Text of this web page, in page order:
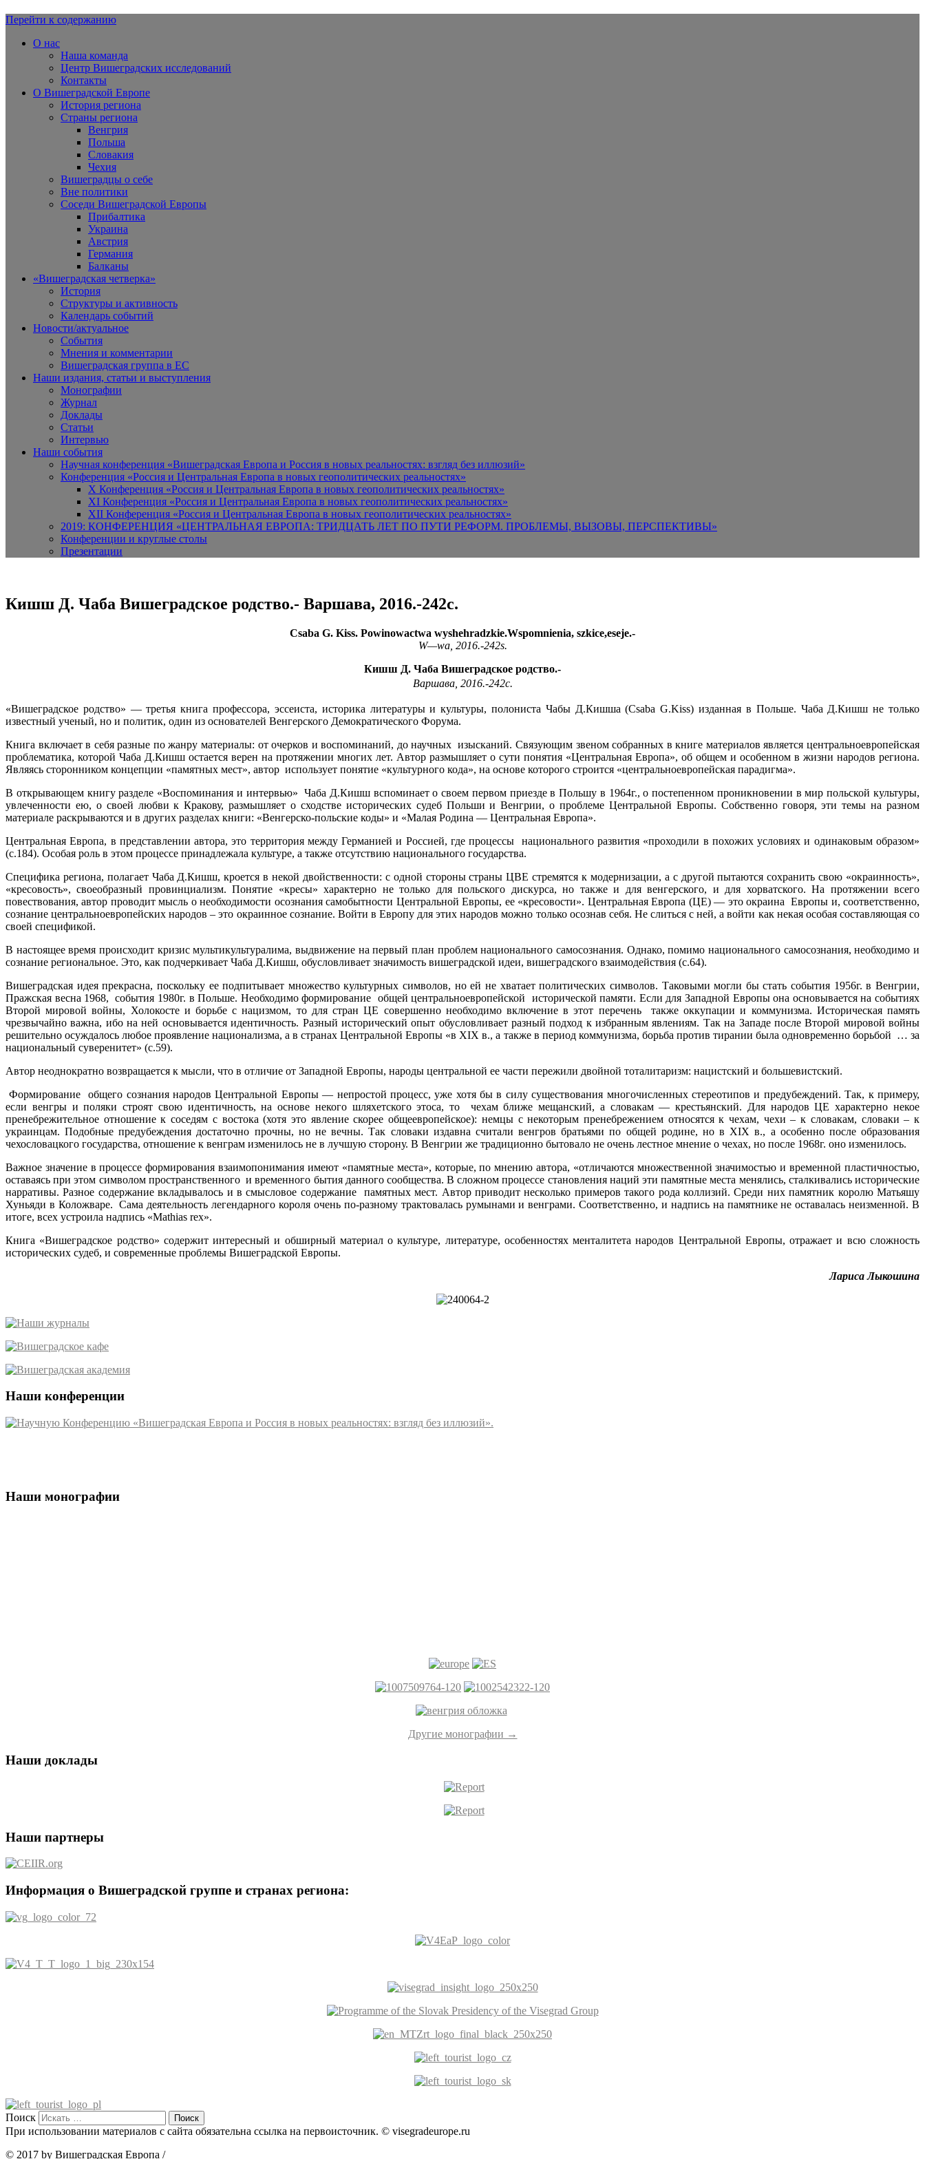
Вишеградская Европа
Перейти к содержанию
О нас
Наша команда
Центр Вишеградских исследований
Контакты
О Вишеградской Европе
История региона
Страны региона
Венгрия
Польша
Словакия
Чехия
Вишеградцы о себе
Вне политики
Соседи Вишеградской Европы
Прибалтика
Украина
Австрия
Германия
Балканы
«Вишеградская четверка»
История
Структуры и активность
Календарь событий
Новости/актуальное
События
Мнения и комментарии
Вишеградская группа в ЕС
Наши издания, статьи и выступления
Монографии
Журнал
Доклады
Статьи
Интервью
Наши события
Научная конференция «Вишеградская Европа и Россия в новых реальностях: взгляд без иллюзий»
Конференция «Россия и Центральная Европа в новых геополитических реальностях»
X Конференция «Россия и Центральная Европа в новых геополитических реальностях»
XI Конференция «Россия и Центральная Европа в новых геополитических реальностях»
XII Конференция «Россия и Центральная Европа в новых геополитических реальностях»
2019: КОНФЕРЕНЦИЯ «ЦЕНТРАЛЬНАЯ ЕВРОПА: ТРИДЦАТЬ ЛЕТ ПО ПУТИ РЕФОРМ. ПРОБЛЕМЫ, ВЫЗОВЫ, ПЕРСПЕКТИВЫ»
Конференции и круглые столы
Презентации
Кишш Д. Чаба Вишеградское родство.- Варшава, 2016.-242с.
Csaba G. Kiss. Powinowactwa wyshehradzkie.Wspomnienia, szkice,eseje.-
W—wa, 2016.-242s.
Кишш Д. Чаба Вишеградское родство.-
Варшава, 2016.-242с.
«Вишеградское родство» — третья книга профессора, эссеиста, историка литературы и культуры, полониста Чабы Д.Кишша (Csaba G.Kiss) изданная в Польше. Чаба Д.Кишш не только
известный ученый, но и политик, один из основателей Венгерского Демократического Форума.
Книга включает в себя разные по жанру материалы: от очерков и воспоминаний, до научных изысканий. Связующим звеном собранных в книге материалов является центральноевропейская
проблематика, которой Чаба Д.Кишш остается верен на протяжении многих лет. Автор размышляет о сути понятия «Центральная Европа», об общем и особенном в жизни народов региона.
Являясь сторонником концепции «памятных мест», автор использует понятие «культурного кода», на основе которого строится «центральноевропейская парадигма».
В открывающем книгу разделе «Воспоминания и интервью» Чаба Д.Кишш вспоминает о своем первом приезде в Польшу в 1964г., о постепенном проникновении в мир польской культуры,
увлеченности ею, о своей любви к Кракову, размышляет о сходстве исторических судеб Польши и Венгрии, о проблеме Центральной Европы. Собственно говоря, эти темы на разном
материале раскрываются и в других разделах книги: «Венгерско-польские коды» и «Малая Родина — Центральная Европа».
Центральная Европа, в представлении автора, это территория между Германией и Россией, где процессы национального развития «проходили в похожих условиях и одинаковым образом»
(с.184). Особая роль в этом процессе принадлежала культуре, а также отсутствию национального государства.
Специфика региона, полагает Чаба Д.Кишш, кроется в некой двойственности: с одной стороны страны ЦВЕ стремятся к модернизации, а с другой пытаются сохранить свою «окраинность»,
«кресовость», своеобразный провинциализм. Понятие «кресы» характерно не только для польского дискурса, но также и для венгерского, и для хорватского. На протяжении всего
повествования, автор проводит мысль о необходимости осознания самобытности Центральной Европы, ее «кресовости». Центральная Европа (ЦЕ) — это окраина Европы и, соответственно,
сознание центральноевропейских народов – это окраинное сознание. Войти в Европу для этих народов можно только осознав себя. Не слиться с ней, а войти как некая особая составляющая со
своей спецификой.
В настоящее время происходит кризис мультикультуралима, выдвижение на первый план проблем национального самосознания. Однако, помимо национального самосознания, необходимо и
сознание региональное. Это, как подчеркивает Чаба Д.Кишш, обусловливает значимость вишеградской идеи, вишеградского взаимодействия (с.64).
Вишеградская идея прекрасна, поскольку ее подпитывает множество культурных символов, но ей не хватает политических символов. Таковыми могли бы стать события 1956г. в Венгрии,
Пражская весна 1968, события 1980г. в Польше. Необходимо формирование общей центральноевропейской исторической памяти. Если для Западной Европы она основывается на событиях
Второй мировой войны, Холокосте и борьбе с нацизмом, то для стран ЦЕ совершенно необходимо включение в этот перечень также оккупации и коммунизма. Историческая память
чрезвычайно важна, ибо на ней основывается идентичность. Разный исторический опыт обусловливает разный подход к избранным явлениям. Так на Западе после Второй мировой войны
решительно осуждалось любое проявление национализма, а в странах Центральной Европы «в XIX в., а также в период коммунизма, борьба против тирании была одновременно борьбой … за
национальный суверенитет» (с.59).
Автор неоднократно возвращается к мысли, что в отличие от Западной Европы, народы центральной ее части пережили двойной тоталитаризм: нацистский и большевистский.
Формирование общего сознания народов Центральной Европы — непростой процесс, уже хотя бы в силу существования многочисленных стереотипов и предубеждений. Так, к примеру,
если венгры и поляки строят свою идентичность, на основе некого шляхетского этоса, то чехам ближе мещанский, а словакам — крестьянский. Для народов ЦЕ характерно некое
пренебрежительное отношение к соседям с востока (хотя это явление скорее общеевропейское): немцы с некоторым пренебрежением относятся к чехам, чехи – к словакам, словаки – к
украинцам. Подобные предубеждения достаточно прочны, но не вечны. Так словаки издавна считали венгров братьями по общей родине, но в XIX в., а особенно после образования
чехословацкого государства, отношение к венграм изменилось не в лучшую сторону. В Венгрии же традиционно бытовало не очень лестное мнение о чехах, но после 1968г. оно изменилось.
Важное значение в процессе формирования взаимопонимания имеют «памятные места», которые, по мнению автора, «отличаются множественной значимостью и временной пластичностью,
оставаясь при этом символом пространственного и временного бытия данного сообщества. В сложном процессе становления наций эти памятные места менялись, сталкивались исторические
нарративы. Разное содержание вкладывалось и в смысловое содержание памятных мест. Автор приводит несколько примеров такого рода коллизий. Среди них памятник королю Матьяшу
Хуньяди в Коложваре. Сама деятельность легендарного короля очень по-разному трактовалась румынами и венграми. Соответственно, и надпись на памятнике не оставалась неизменной. В
итоге, всех устроила надпись «Mathias rex».
Книга «Вишеградское родство» содержит интересный и обширный материал о культуре, литературе, особенностях менталитета народов Центральной Европы, отражает и всю сложность
исторических судеб, и современные проблемы Вишеградской Европы.
Лариса Лыкошина
Наши конференции
Наши монографии
Другие монографии →
Наши доклады
Наши партнеры
Информация о Вишеградской группе и странах региона:
Поиск
При использовании материалов с сайта обязательна ссылка на первоисточник. © visegradeurope.ru
© 2017 by Вишеградская Европа /